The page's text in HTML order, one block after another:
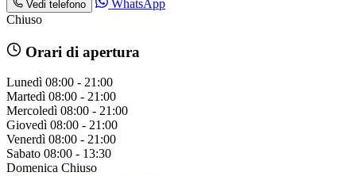
Vedi telefono
WhatsApp
Chiuso
Orari di apertura
Lunedì 08:00 - 21:00
Martedì 08:00 - 21:00
Mercoledì 08:00 - 21:00
Giovedì 08:00 - 21:00
Venerdì 08:00 - 21:00
Sabato 08:00 - 13:30
Domenica Chiuso